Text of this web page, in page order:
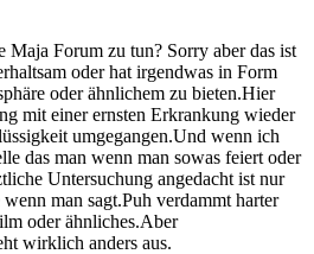
Maja Forum zu tun? Sorry aber das ist
oder hat irgendwas in Form
oder ähnlichem zu bieten.Hier
mit einer ernsten Erkrankung wieder
umgegangen.Und wenn ich
das man wenn man sowas feiert oder
Untersuchung angedacht ist nur
man sagt.Puh verdammt harter
oder ähnliches.Aber
wirklich anders aus.